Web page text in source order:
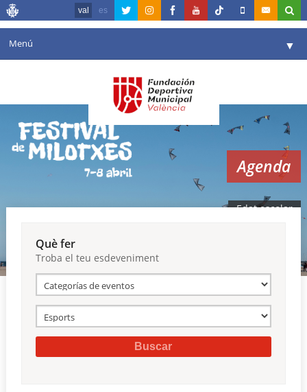
val es
Menú ▼
Agenda
Instal·lacions
▼
▼
Reserves
Agenda
Edat escolar
Què fer
Troba el teu esdeveniment